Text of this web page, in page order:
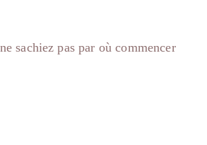
sachiez pas par où commencer